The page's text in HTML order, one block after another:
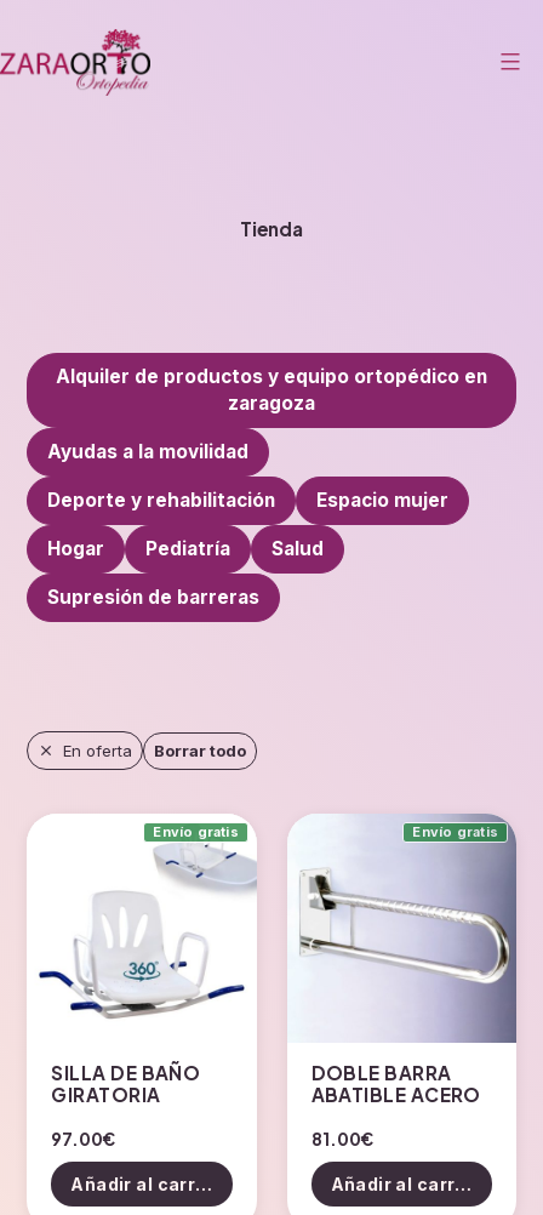
al
contenido
Tienda
Alquiler de productos y equipo ortopédico en
zaragoza
Ayudas a la movilidad
Deporte y rehabilitación Espacio mujer
Hogar Pediatría Salud
Supresión de barreras
En oferta Borrar todo
Envío gratis
SILLA DE BAÑO
GIRATORIA
97.00€
Añadir al carrito
Envío gratis
DOBLE BARRA
ABATIBLE ACERO
81.00€
Añadir al carrito